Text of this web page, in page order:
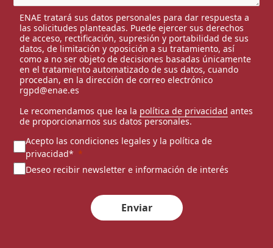
ENAE tratará sus datos personales para dar respuesta a
las solicitudes planteadas. Puede ejercer sus derechos
de acceso, rectificación, supresión y portabilidad de sus
datos, de limitación y oposición a su tratamiento, así
como a no ser objeto de decisiones basadas únicamente
en el tratamiento automatizado de sus datos, cuando
procedan, en la dirección de correo electrónico
rgpd@enae.es
Le recomendamos que lea la política de privacidad antes
de proporcionarnos sus datos personales.
Acepto las condiciones legales y la política de
privacidad*
Deseo recibir newsletter e información de interés
Enviar